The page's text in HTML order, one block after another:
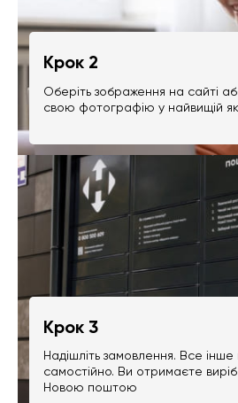
Крок 2
Оберіть зображення на сайті
свою фотографію у найвищій
Крок 3
Надішліть замовлення. Все
самостійно. Ви отримаєте
Новою поштою